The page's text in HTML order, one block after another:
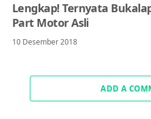
Lengkap! Ternyata
Part Motor Asli
10 Desember 2018
ADD A